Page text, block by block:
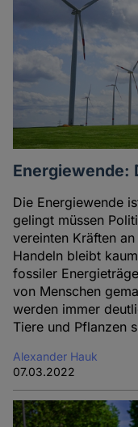
Energiewende:
Die Energiewende
gelingt müssen
vereinten Kräften
Handeln bleibt
fossiler
von Menschen
werden immer
Tiere und Pflanzen
Alexander Hauk
07.03.2022